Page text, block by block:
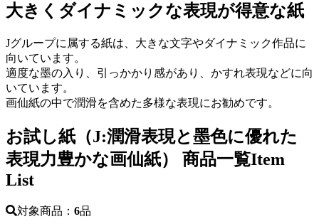
大きくダイナミックな表現が得意な紙
Jグループに属する紙は、大きな文字やダイナミック作品に
向いています。
適度な墨の入り、引っかかり感があり、かすれ表現などに向
いています。
画仙紙の中で潤滑を含めた多様な表現にお勧めです。
お試し紙（J:潤滑表現と墨色に優れた
表現力豊かな画仙紙） 商品一覧Item
List
対象商品： 6品